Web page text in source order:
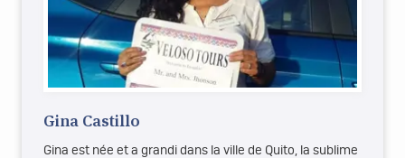
Gina Castillo
Gina est née et a grandi dans la ville de Quito, la sublime